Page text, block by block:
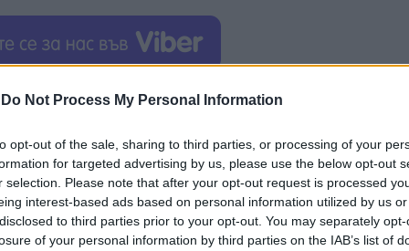
Do Not Process My Personal Information
opt-out of the sale, sharing to third parties, or processing of your
for targeted advertising by us, please use the below opt-out
selection. Please note that after your opt-out request is processed
interest-based ads based on personal information utilized by us
to third parties prior to your opt-out. You may separately
of your personal information by third parties on the IAB’s list of
продуктоваталиния наTesla, за да включва
с висока плътност. Това демонстрира
на автомобилната индустрия.
важността на разработването на
автомобил, дори ако една от системите му
на софтуера ще отнеме повече време от